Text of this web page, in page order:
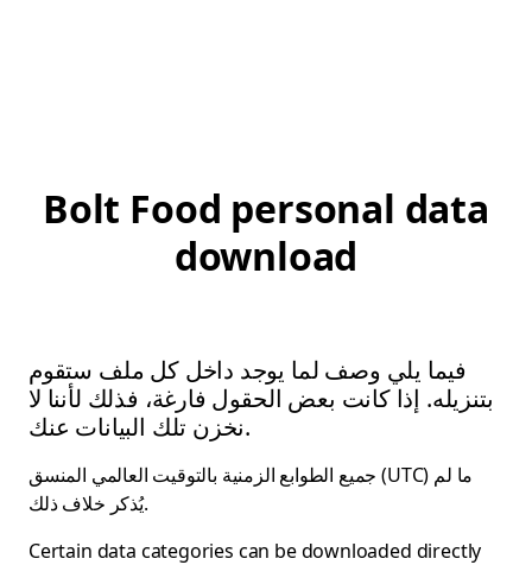
Bolt Food personal data
download
فيما يلي وصف لما يوجد داخل كل ملف ستقوم
بتنزيله. إذا كانت بعض الحقول فارغة، فذلك لأننا لا
نخزن تلك البيانات عنك.
جميع الطوابع الزمنية بالتوقيت العالمي المنسق (UTC) ما لم
يُذكر خلاف ذلك.
Certain data categories can be downloaded directly